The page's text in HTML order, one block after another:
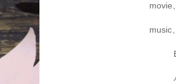
movie
music